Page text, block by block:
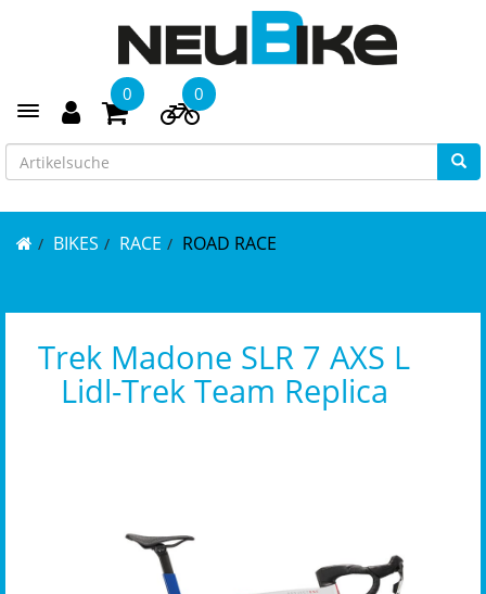
Toggle navigation
0 0
BIKES RACE ROAD RACE
Trek Madone SLR 7 AXS L
Lidl-Trek Team Replica